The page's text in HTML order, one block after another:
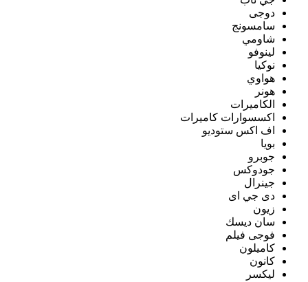
دوجى
سامسونج
شاومي
لينوفو
نوكيا
هواوي
هونر
الكاميرات
اكسسوارات كاميرات
اف اكس ستوديو
بويا
جوبرو
جودوكس
جينرال
دى جي اى
زيون
سان ديسك
فوجى فيلم
كاميلون
كانون
ليكسر